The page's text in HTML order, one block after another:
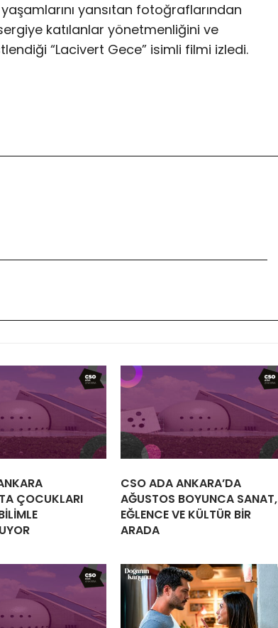
yansıtan fotoğraflarından
katılanlar yönetmenliğini ve
“Lacivert Gece” isimli filmi izledi.
ÇOCUKLARI
CSO ADA ANKARA’DA
AĞUSTOS BOYUNCA SANAT,
EĞLENCE VE KÜLTÜR BİR
ARADA